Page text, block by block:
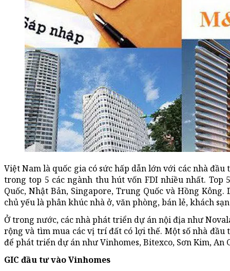
Việt Nam là quốc gia có sức hấp dẫn lớn với các nhà
trong top 5 các ngành thu hút vốn FDI nhiều nhất. Top
Quốc, Nhật Bản, Singapore, Trung Quốc và Hồng
chủ yếu là phân khúc nhà ở, văn phòng, bán lẻ, khách
Ở trong nước, các nhà phát triển dự án nội địa như
rộng và tìm mua các vị trí đất có lợi thế. Một số nhà
để phát triển dự án như Vinhomes, Bitexco, Sơn Kim, An
GIC đầu tư vào Vinhomes